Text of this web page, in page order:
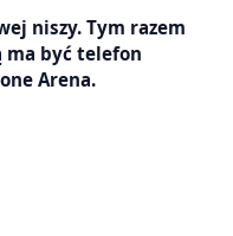
niszy. Tym razem
ma być telefon
Arena.